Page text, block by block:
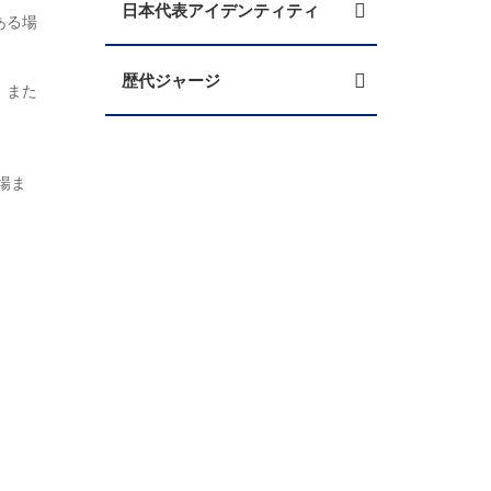
る場
また
ま
日本代表アイデンティティ
歴代ジャージ